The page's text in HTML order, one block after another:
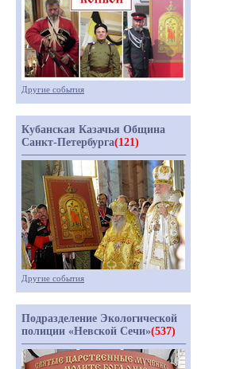
Другие события
Кубанская Казачья Община
Санкт-Петербурга(121)
Другие события
Подразделение Экологической
полиции «Невской Сечи»(537)